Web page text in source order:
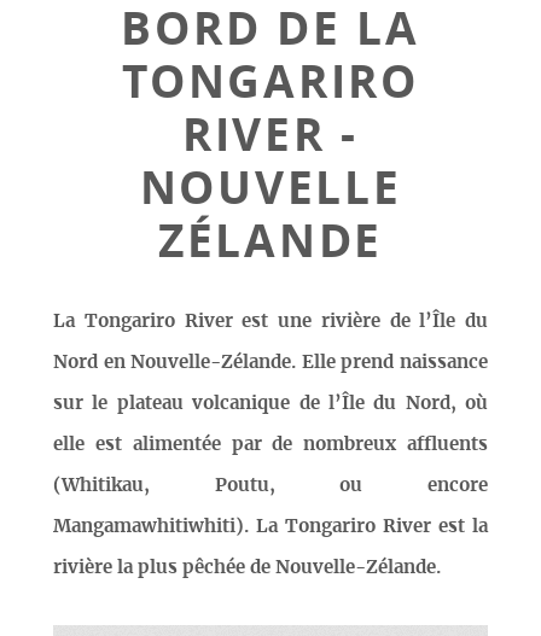
BORD DE LA
TONGARIRO
RIVER -
NOUVELLE
ZÉLANDE
La Tongariro River est une rivière de l’Île du
Nord en Nouvelle-Zélande. Elle prend naissance
sur le plateau volcanique de l’Île du Nord, où
elle est alimentée par de nombreux affluents
(Whitikau, Poutu, ou encore
Mangamawhitiwhiti). La Tongariro River est la
rivière la plus pêchée de Nouvelle-Zélande.